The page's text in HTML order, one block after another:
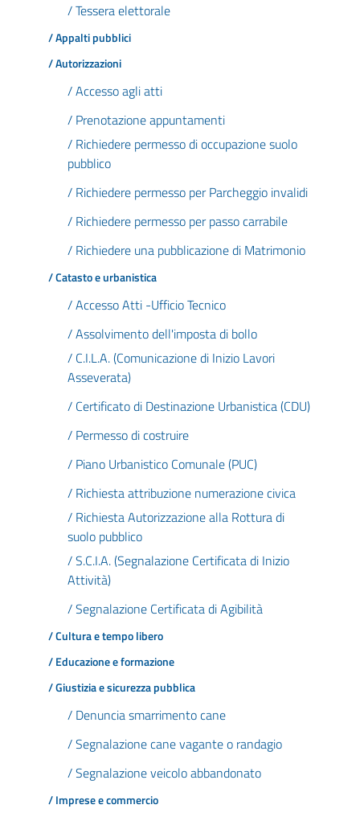
/ Tessera elettorale
/ Appalti pubblici
/ Autorizzazioni
/ Accesso agli atti
/ Prenotazione appuntamenti
/ Richiedere permesso di occupazione suolo
pubblico
/ Richiedere permesso per Parcheggio invalidi
/ Richiedere permesso per passo carrabile
/ Richiedere una pubblicazione di Matrimonio
/ Catasto e urbanistica
/ Accesso Atti -Ufficio Tecnico
/ Assolvimento dell'imposta di bollo
/ C.I.L.A. (Comunicazione di Inizio Lavori
Asseverata)
/ Certificato di Destinazione Urbanistica (CDU)
/ Permesso di costruire
/ Piano Urbanistico Comunale (PUC)
/ Richiesta attribuzione numerazione civica
/ Richiesta Autorizzazione alla Rottura di
suolo pubblico
/ S.C.I.A. (Segnalazione Certificata di Inizio
Attività)
/ Segnalazione Certificata di Agibilità
/ Cultura e tempo libero
/ Educazione e formazione
/ Giustizia e sicurezza pubblica
/ Denuncia smarrimento cane
/ Segnalazione cane vagante o randagio
/ Segnalazione veicolo abbandonato
/ Imprese e commercio